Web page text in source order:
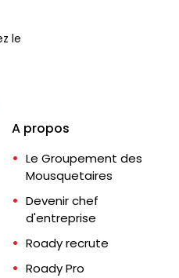
le
A propos
Le Groupement des
Mousquetaires
Devenir chef
d'entreprise
Roady recrute
Roady Pro